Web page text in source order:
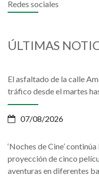
Redes sociales
ÚLTIMAS
El asfaltado de la calle
tráfico desde el martes
07/08/2026
‘Noches de Cine’
proyección de cinco
aventuras en diferentes